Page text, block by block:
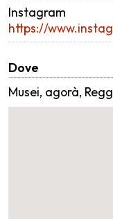
Instagram
https://
Dove
Musei, agorà,